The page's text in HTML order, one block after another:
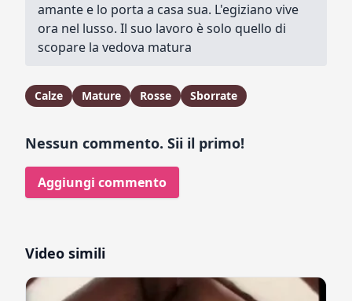
amante e lo porta a casa sua. L'egiziano vive
ora nel lusso. Il suo lavoro è solo quello di
scopare la vedova matura
Calze Mature Rosse Sborrate
Nessun commento. Sii il primo!
Aggiungi commento
Video simili